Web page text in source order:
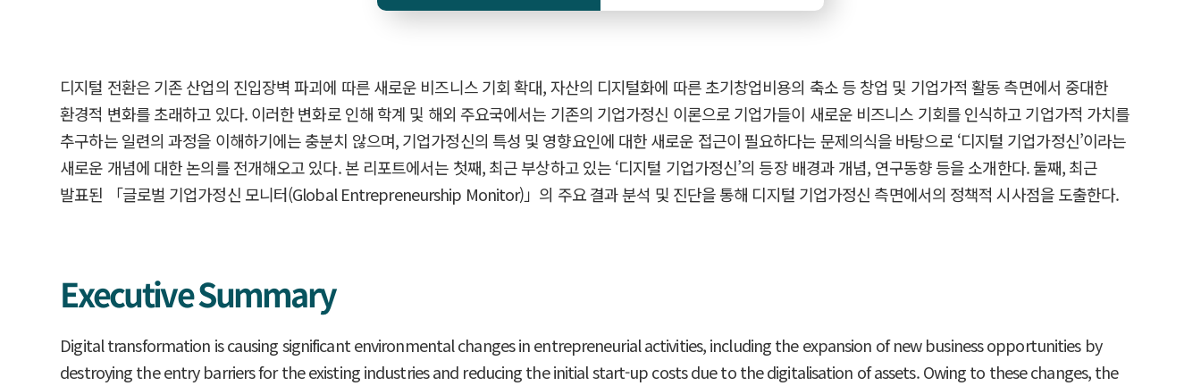
디지털 전환은 기존 산업의 진입장벽 파괴에 따른 새로운 비즈니스 기회 확대, 자산의 디지털화에 따른 초기창업비용의 축소 등 창업 및 기업가적 활동 측면에서 중대한
환경적 변화를 초래하고 있다. 이러한 변화로 인해 학계 및 해외 주요국에서는 기존의 기업가정신 이론으로 기업가들이 새로운 비즈니스 기회를 인식하고 기업가적 가치를
추구하는 일련의 과정을 이해하기에는 충분치 않으며, 기업가정신의 특성 및 영향요인에 대한 새로운 접근이 필요하다는 문제의식을 바탕으로 ‘디지털 기업가정신’이라는
새로운 개념에 대한 논의를 전개해오고 있다. 본 리포트에서는 첫째, 최근 부상하고 있는 ‘디지털 기업가정신’의 등장 배경과 개념, 연구동향 등을 소개한다. 둘째, 최근
발표된 「글로벌 기업가정신 모니터(Global Entrepreneurship Monitor)」의 주요 결과 분석 및 진단을 통해 디지털 기업가정신 측면에서의 정책적 시사점을 도출한다.
Executive Summary
Digital transformation is causing significant environmental changes in entrepreneurial activities, including the expansion of new business opportunities by
destroying the entry barriers for the existing industries and reducing the initial start-up costs due to the digitalisation of assets. Owing to these changes, the